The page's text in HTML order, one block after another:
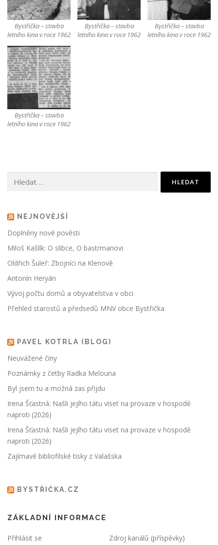
Bystřička – stavba
letního kina v roce 1962
Bystřička – stavba
letního kina v roce 1962
Bystřička – stavba
letního kina v roce 1962
Bystřička – stavba
letního kina v roce 1962
NEJNOVĚJŠÍ
Doplněny nové pověsti
Miloš Kašlík: O slibce, O bastrmanovi
Oldřich Šuleř: Zbojníci na Klenově
Antonín Heryán
Vývoj počtu domů a obyvatelstva v obci
Přehled starostů a předsedů MNV obce Bystřička
PAVEL KOTRLA (BLOG)
Neuvážené činy
Poznámky z četby Radka Melouna
Byl jsem tu a možná zas přijdu
Irena Šťastná: Našli jejího tátu viset na provaze v hospodě
naproti (2026)
Irena Šťastná: Našli jejího tátu viset na provaze v hospodě
naproti (2026)
Zajímavé bibliofilské tisky z Valašska
BYSTŘIČKA.CZ
ZÁKLADNÍ INFORMACE
Přihlásit se Zdroj kanálů (příspěvky)